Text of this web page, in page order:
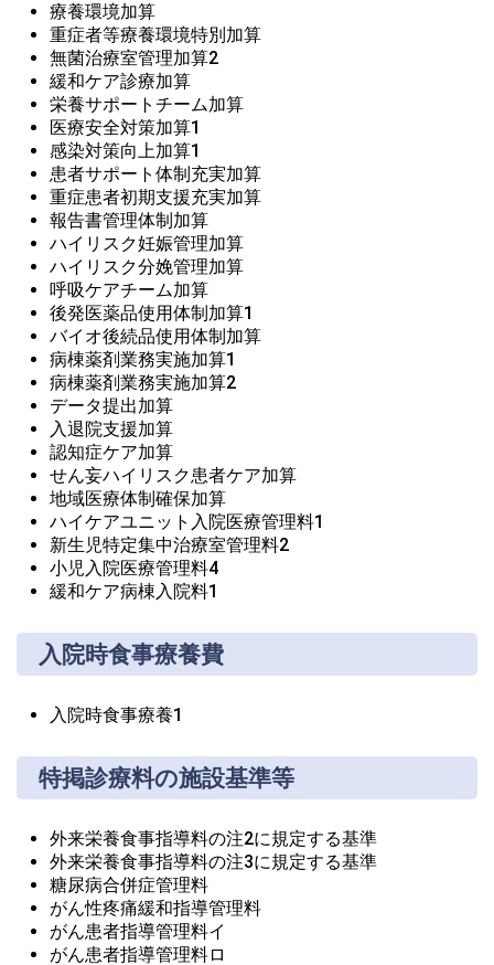
療養環境加算
重症者等療養環境特別加算
無菌治療室管理加算2
緩和ケア診療加算
栄養サポートチーム加算
医療安全対策加算1
感染対策向上加算1
患者サポート体制充実加算
重症患者初期支援充実加算
報告書管理体制加算
ハイリスク妊娠管理加算
ハイリスク分娩管理加算
呼吸ケアチーム加算
後発医薬品使用体制加算1
バイオ後続品使用体制加算
病棟薬剤業務実施加算1
病棟薬剤業務実施加算2
データ提出加算
入退院支援加算
認知症ケア加算
せん妄ハイリスク患者ケア加算
地域医療体制確保加算
ハイケアユニット入院医療管理料1
新生児特定集中治療室管理料2
小児入院医療管理料4
緩和ケア病棟入院料1
入院時食事療養費
入院時食事療養1
特掲診療料の施設基準等
外来栄養食事指導料の注2に規定する基準
外来栄養食事指導料の注3に規定する基準
糖尿病合併症管理料
がん性疼痛緩和指導管理料
がん患者指導管理料イ
がん患者指導管理料ロ